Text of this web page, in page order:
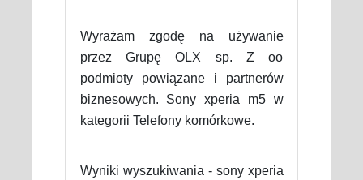
Wyrażam zgodę na używanie
przez Grupę OLX sp. Z oo
podmioty powiązane i partnerów
biznesowych. Sony xperia m5 w
kategorii Telefony komórkowe.
Wyniki wyszukiwania - sony xperia